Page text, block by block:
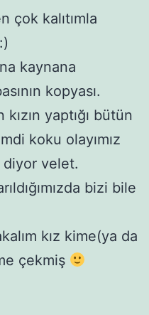
çok kalıtımla
kaynana
kopyası.
yaptığı bütün
koku olayımız
diyor velet.
bizi bile
kız kime(ya da
çekmiş